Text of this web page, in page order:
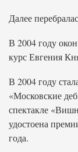
Далее
В 2004 году
курс Евгения
В 2004 году
«Московские
спектакле
удостоена
года.